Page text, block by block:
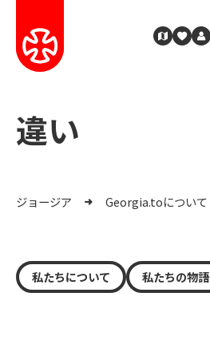
違い
ジョージア Georgia.toについて
私たちについて 私たちの物語